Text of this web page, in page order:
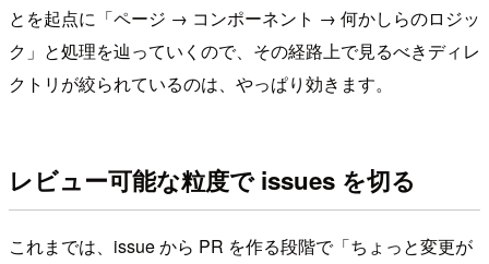
とを起点に「ページ → コンポーネント → 何かしらのロジッ
ク」と処理を辿っていくので、その経路上で見るべきディレ
クトリが絞られているのは、やっぱり効きます。
レビュー可能な粒度で issues を切る
これまでは、issue から PR を作る段階で「ちょっと変更が